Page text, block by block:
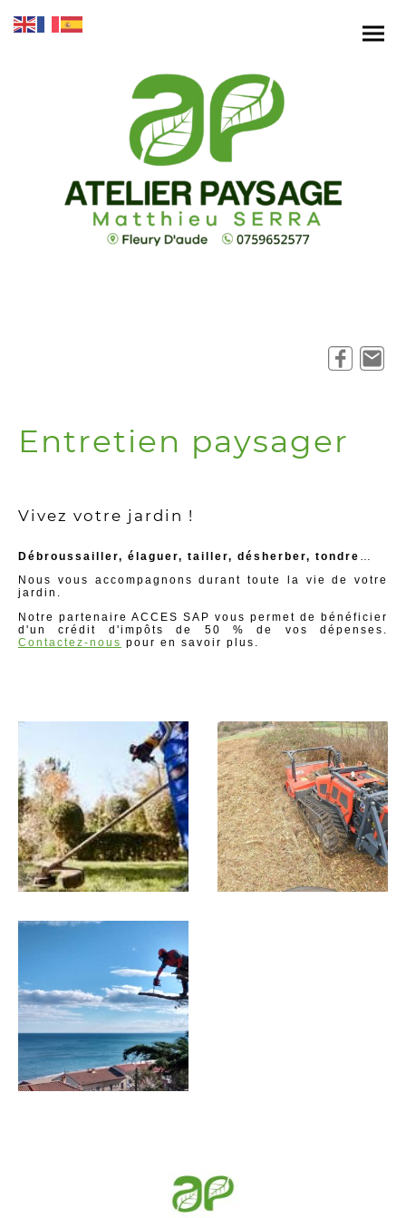
Entretien paysager
Vivez votre jardin !
Débroussailler, élaguer, tailler, désherber, tondre …
Nous vous accompagnons durant toute la vie de votre
jardin.
Notre partenaire ACCES SAP vous permet de bénéficier
d'un crédit d'impôts de 50 % de vos dépenses.
Contactez-nous pour en savoir plus.